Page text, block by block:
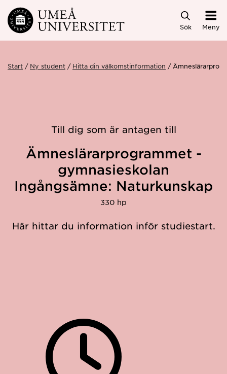
Hoppa direkt till innehållet
Sök Meny
Start Ny student Hitta din välkomstinformation
Till dig som är antagen till
Ämneslärarprogrammet -
gymnasieskolan
Ingångsämne: Naturkunskap
330 hp
Här hittar du information inför studiestart.